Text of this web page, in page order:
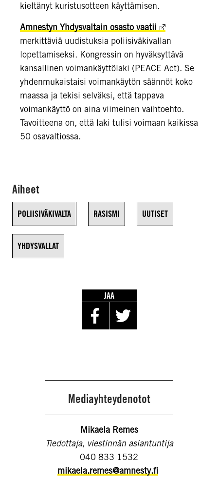
kieltänyt kuristusotteen käyttämisen.
Amnestyn Yhdysvaltain osasto vaatii
merkittäviä uudistuksia poliisiväkivallan
lopettamiseksi. Kongressin on hyväksyttävä
kansallinen voimankäyttölaki (PEACE Act). Se
yhdenmukaistaisi voimankäytön säännöt koko
maassa ja tekisi selväksi, että tappava
voimankäyttö on aina viimeinen vaihtoehto.
Tavoitteena on, että laki tulisi voimaan kaikissa
50 osavaltiossa.
Aiheet
POLIISIVÄKIVALTA RASISMI UUTISET
YHDYSVALLAT
JAA
Mediayhteydenotot
Mikaela Remes
Tiedottaja, viestinnän asiantuntija
040 833 1532
mikaela.remes@amnesty.fi